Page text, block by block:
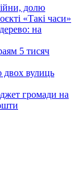
долю
«Такі часи»
на
5 тисяч
двох вулиць
громади на